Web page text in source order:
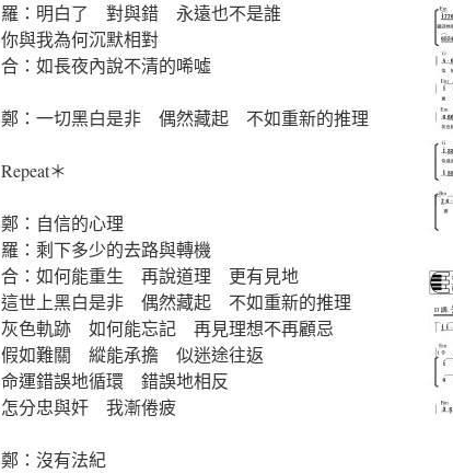
羅：明白了 對與錯 永遠也不是誰
你與我為何沉默相對
合：如長夜內說不清的唏噓
鄭：一切黑白是非 偶然藏起 不如重新的推理
Repeat＊
鄭：自信的心理
羅：剩下多少的去路與轉機
合：如何能重生 再說道理 更有見地
這世上黑白是非 偶然藏起 不如重新的推理
灰色軌跡 如何能忘記 再見理想不再顧忌
假如難關 縱能承擔 似迷途往返
命運錯誤地循環 錯誤地相反
怎分忠與奸 我漸倦疲
鄭：沒有法紀